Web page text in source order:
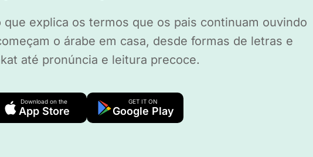
explica os termos que os pais continuam ouvindo
o árabe em casa, desde formas de letras e
até pronúncia e leitura precoce.
Download on the
App Store
GET IT ON
Google Play